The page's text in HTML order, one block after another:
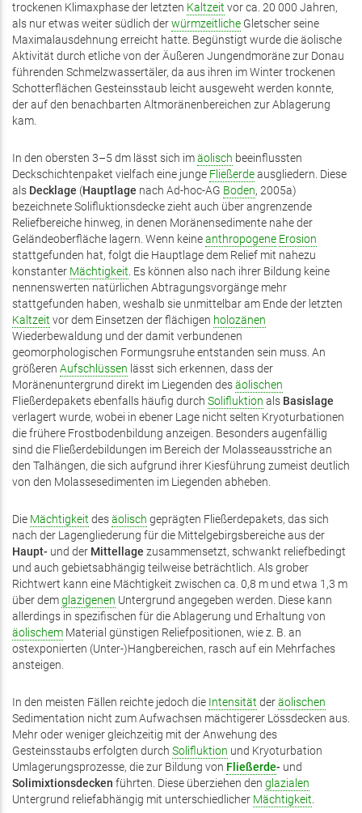
trockenen Klimaxphase der letzten Kaltzeit vor ca. 20 000 Jahren,
als nur etwas weiter südlich derwürmzeitliche Gletscher seine
Maximalausdehnung erreicht hatte. Begünstigt wurde die äolische
Aktivität durch etliche von der Äußeren Jungendmoräne zur Donau
führenden Schmelzwassertäler, da aus ihren im Winter trockenen
Schotterflächen Gesteinsstaub leicht ausgeweht werden konnte,
der auf den benachbarten Altmoränenbereichen zur Ablagerung
kam.
In den obersten 3–5 dm lässt sich imäolisch beeinflussten
Deckschichtenpaket vielfach eine junge Fließerdeausgliedern. Diese
als Decklage (Hauptlage nach Ad-hoc-AG Boden, 2005a)
bezeichnete Solifluktionsdecke zieht auch über angrenzende
Reliefbereiche hinweg, in denen Moränensedimente nahe der
Geländeoberfläche lagern. Wenn keineanthropogene Erosion
stattgefunden hat, folgt die Hauptlage dem Relief mit nahezu
konstanter Mächtigkeit. Es können also nach ihrer Bildung keine
nennenswerten natürlichen Abtragungsvorgänge mehr
stattgefunden haben, weshalb sie unmittelbar am Ende der letzten
Kaltzeit vor dem Einsetzen der flächigen holozänen
Wiederbewaldung und der damit verbundenen
geomorphologischen Formungsruhe entstanden sein muss. An
größeren Aufschlüssen lässt sich erkennen, dass der
Moränenuntergrund direkt im Liegenden desäolischen
Fließerdepakets ebenfalls häufig durch Solifluktion als Basislage
verlagert wurde, wobei in ebener Lage nicht selten Kryoturbationen
die frühere Frostbodenbildung anzeigen. Besonders augenfällig
sind die Fließerdebildungen im Bereich der Molasseausstriche an
den Talhängen, die sich aufgrund ihrer Kiesführung zumeist deutlich
von den Molassesedimenten im Liegenden abheben.
Die Mächtigkeit desäolisch geprägten Fließerdepakets, das sich
nach der Lagengliederung für die Mittelgebirgsbereiche aus der
Haupt- und der Mittellage zusammensetzt, schwankt reliefbedingt
und auch gebietsabhängig teilweise beträchtlich. Als grober
Richtwert kann eine Mächtigkeit zwischen ca. 0,8 m und etwa 1,3 m
über demglazigenen Untergrund angegeben werden. Diese kann
allerdings in spezifischen für die Ablagerung und Erhaltung von
äolischem Material günstigen Reliefpositionen, wie z. B. an
ostexponierten (Unter-)Hangbereichen, rasch auf ein Mehrfaches
ansteigen.
In den meisten Fällen reichte jedoch die Intensität deräolischen
Sedimentation nicht zum Aufwachsen mächtigerer Lössdecken aus.
Mehr oder weniger gleichzeitig mit der Anwehung des
Gesteinsstaubs erfolgten durch Solifluktion und Kryoturbation
Umlagerungsprozesse, die zur Bildung von Fließerde- und
Solimixtionsdecken führten. Diese überziehen den glazialen
Untergrund reliefabhängig mit unterschiedlicher Mächtigkeit.